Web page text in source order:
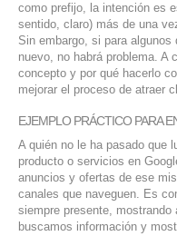
SERVICIOS DE TI
ASESORÍA TECNOLÓGICA
TRANSFORMACIÓN DIGITAL
PORTAFOLIO
BLOG
CONTACTO
como prefijo, la intención es
sentido, claro) más de una
Sin embargo, si para
nuevo, no habrá problema. A
concepto y por qué hacerlo
mejorar el proceso de atraer
EJEMPLO PRÁCTICO PARA
A quién no le ha pasado que
producto o servicios en
anuncios y ofertas de ese
canales que naveguen. Es
siempre presente,
buscamos información y